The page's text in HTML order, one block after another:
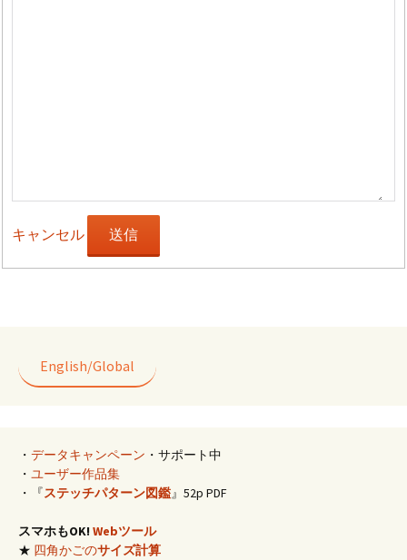
キャンセル 送信
English/Global
・ データキャンペーン ・サポート中
・ ユーザー作品集
・『ステッチパターン図鑑』52p PDF
スマホもOK! Webツール
★ 四角かごのサイズ計算